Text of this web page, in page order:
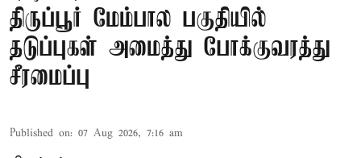
திருப்பூர் மேம்பால பகுதியில்
தடுப்புகள் அமைத்து போக்குவரத்து
சீரமைப்பு
Published on: 07 Aug 2026, 7:16 am